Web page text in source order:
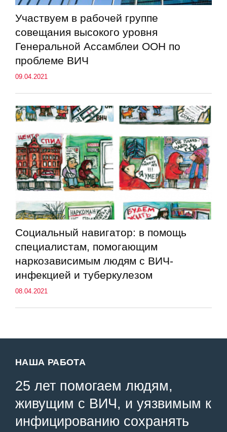
Участвуем в рабочей группе
совещания высокого уровня
Генеральной Ассамблеи ООН по
проблеме ВИЧ
09.04.2021
Социальный навигатор: в помощь
специалистам, помогающим
наркозависимым людям с ВИЧ-
инфекцией и туберкулезом
08.04.2021
НАША РАБОТА
25 лет помогаем людям,
живущим с ВИЧ, и уязвимым к
инфицированию сохранять